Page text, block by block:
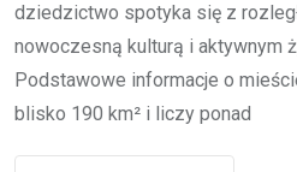
dziedzictwo spotyka się z
nowoczesną kulturą i aktywnym
Podstawowe informacje o
blisko 190 km² i liczy ponad